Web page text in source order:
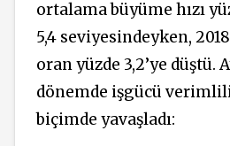
ortalama büyüme hızı
5,4 seviyesindeyken,
oran yüzde 3,2’ye düştü.
dönemde işgücü
biçimde yavaşladı: